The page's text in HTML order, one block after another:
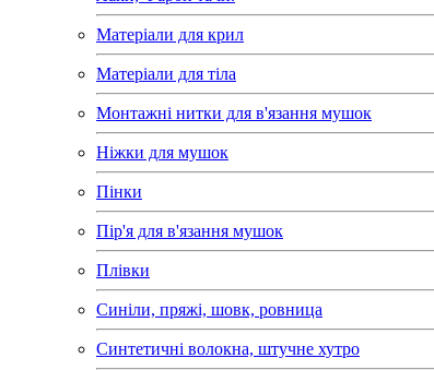
Матеріали для крил
Матеріали для тіла
Монтажні нитки для в'язання мушок
Ніжки для мушок
Пінки
Пір'я для в'язання мушок
Плівки
Синіли, пряжі, шовк, ровница
Синтетичні волокна, штучне хутро